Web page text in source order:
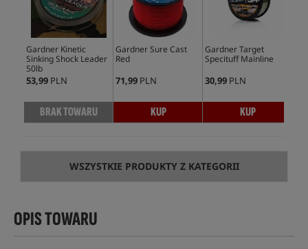
Gardner Kinetic
Sinking Shock Leader
50lb
53,99 PLN
BRAK TOWARU
Gardner Sure Cast
Red
71,99 PLN
KUP
Gardner Target
Specituff Mainline
30,99 PLN
KUP
WSZYSTKIE PRODUKTY Z KATEGORII
OPIS TOWARU